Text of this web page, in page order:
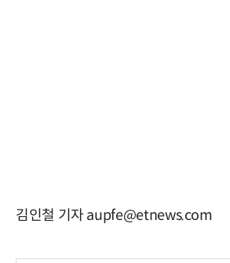
김인철 기자 aupfe@etnews.com